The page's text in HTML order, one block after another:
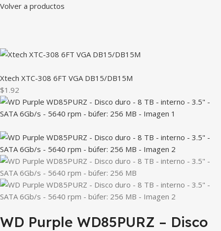
Volver a productos
Xtech XTC-308 6FT VGA DB15/DB15M
$1.92
WD Purple WD85PURZ – Disco